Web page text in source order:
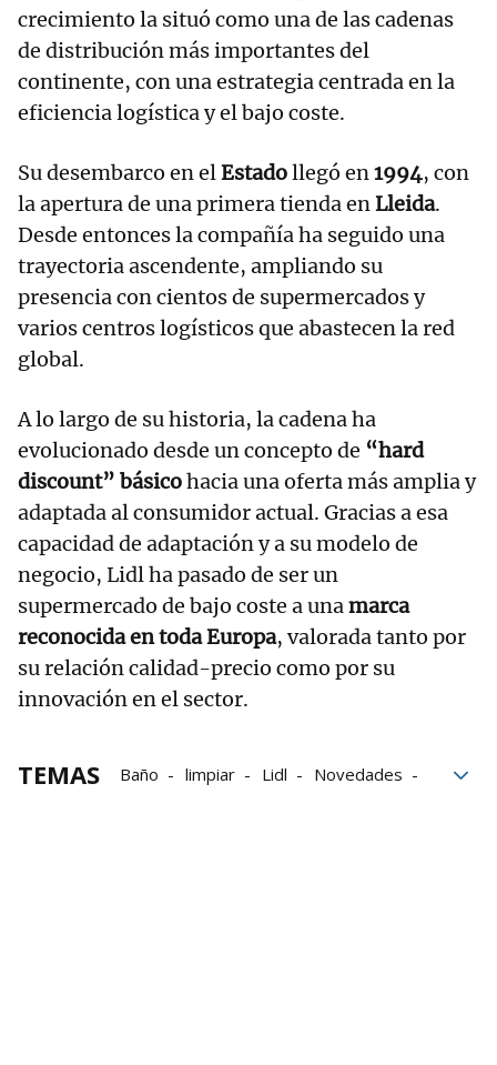
crecimiento la situó como una de las cadenas
de distribución más importantes del
continente, con una estrategia centrada en la
eficiencia logística y el bajo coste.
Su desembarco en elEstadollegó en1994, con
la apertura de una primera tienda enLleida.
Desde entonces la compañía ha seguido una
trayectoria ascendente, ampliando su
presencia con cientos de supermercados y
varios centros logísticos que abastecen la red
global.
A lo largo de su historia, la cadena ha
evolucionado desde un concepto de “hard
discount” básicohacia una oferta más amplia y
adaptada al consumidor actual. Gracias a esa
capacidad de adaptación y a su modelo de
negocio, Lidl ha pasado de ser un
supermercado de bajo coste a unamarca
reconocida en toda Europa, valorada tanto por
su relación calidad-precio como por su
innovación en el sector.
TEMAS Baño limpiar Lidl
Novedades